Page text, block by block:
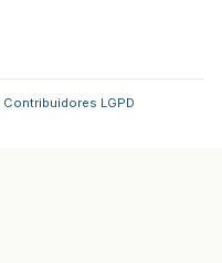
Contribuidores LGPD